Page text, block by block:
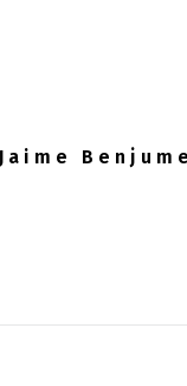
Jaime